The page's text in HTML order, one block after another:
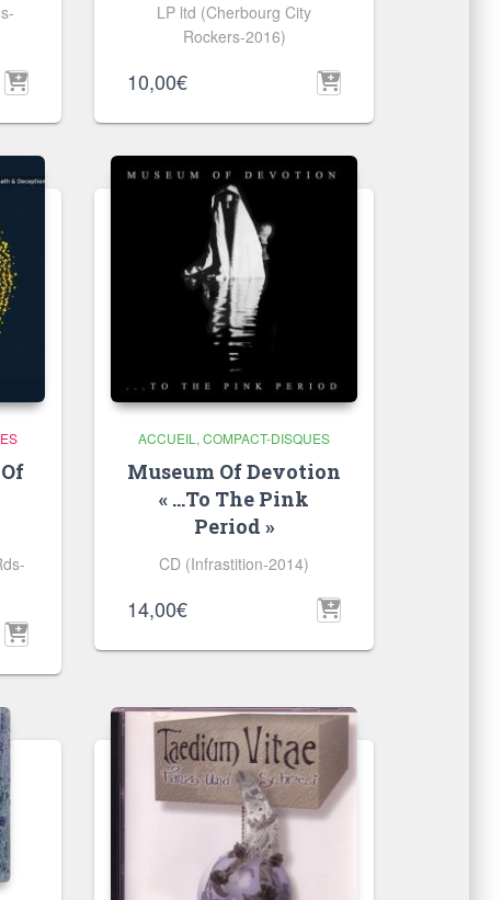
LP ltd (Cherbourg City
Rockers-2016)
10,00€
ACCUEIL COMPACT-DISQUES
Museum Of Devotion
« …To The Pink
Period »
CD (Infrastition-2014)
14,00€